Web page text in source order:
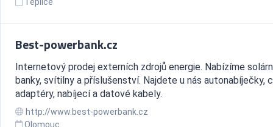
Best-powerbank.cz
Internetový prodej externích zdrojů energie. Nabízíme
banky, svítilny a příslušenství. Najdete u nás autonabíječky,
adaptéry, nabíjecí a datové kabely.
http://www.best-powerbank.cz
Olomouc